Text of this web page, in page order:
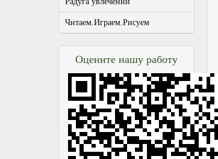
Читаем.Играем.Рисуем
Оцените нашу работу